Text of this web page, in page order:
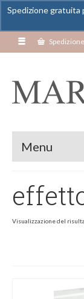
Menu
Visualizzazione del
Spedizione gratuita